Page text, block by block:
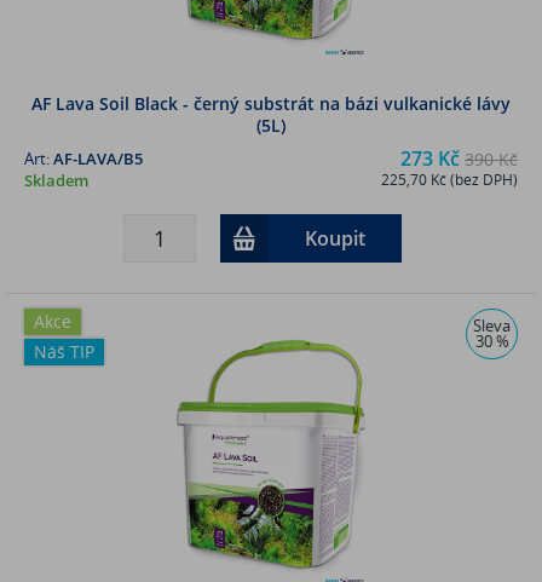
AF Lava Soil Black - černý substrát na bázi vulkanické lávy
(5L)
273 Kč 390 Kč
225,70 Kč (bez DPH)
Art:AF-LAVA/B5
Skladem
Koupit
Akce
Náš TIP
Sleva
30 %